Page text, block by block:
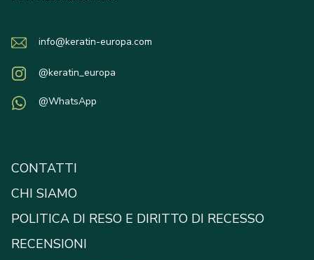
info@keratin-europa.com
@keratin_europa
@WhatsApp
CONTATTI
CHI SIAMO
POLITICA DI RESO E DIRITTO DI RECESSO
RECENSIONI